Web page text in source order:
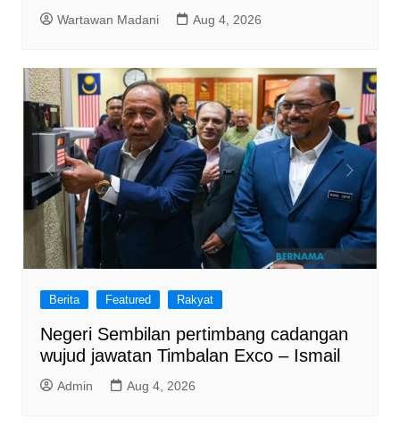
Wartawan Madani Aug 4, 2026
Berita Featured Rakyat
Negeri Sembilan pertimbang cadangan
wujud jawatan Timbalan Exco – Ismail
Admin Aug 4, 2026